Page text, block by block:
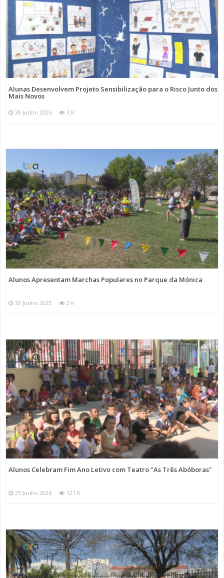
Alunas Desenvolvem Projeto Sensibilização para o Risco Junto dos
Mais Novos
30 Junho 2025 3 K
Alunos Apresentam Marchas Populares no Parque da Mónica
30 Junho 2025 2 K
Alunos Celebram Fim Ano Letivo com Teatro "As Três Abóboras"
25 Junho 2026 121 K